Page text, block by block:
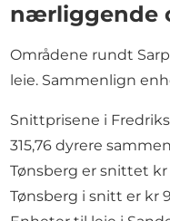
nærliggende
Områdene rundt
leie. Sammenlign
Snittprisene i
315,76 dyrere
Tønsberg er snittet kr
Tønsberg i snitt er kr